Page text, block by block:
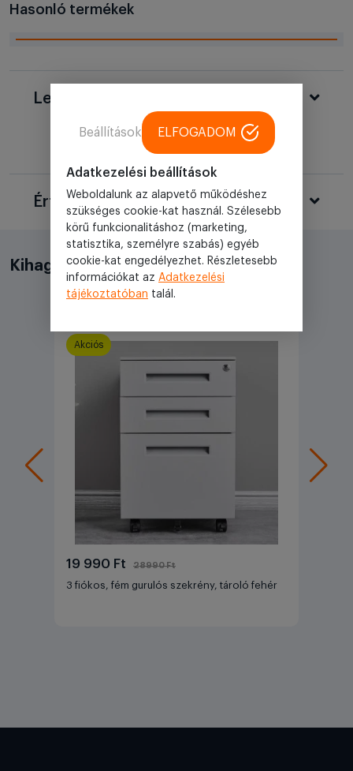
Hasonló termékek
Leírás
Értékelések
Kihagyhatatlan akciók
Akciós
19 990 Ft 28990 Ft
3 fiókos, fém gurulós szekrény, tároló fehér
Adatkezelési beállítások
Weboldalunk az alapvető működéshez
szükséges cookie-kat használ. Szélesebb
körű funkcionalitáshoz (marketing,
statisztika, személyre szabás) egyéb
cookie-kat engedélyezhet. Részletesebb
információkat az Adatkezelési
tájékoztatóban talál.
Beállítások ELFOGADOM